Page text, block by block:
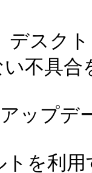
クト
不具合
ップデ
を利